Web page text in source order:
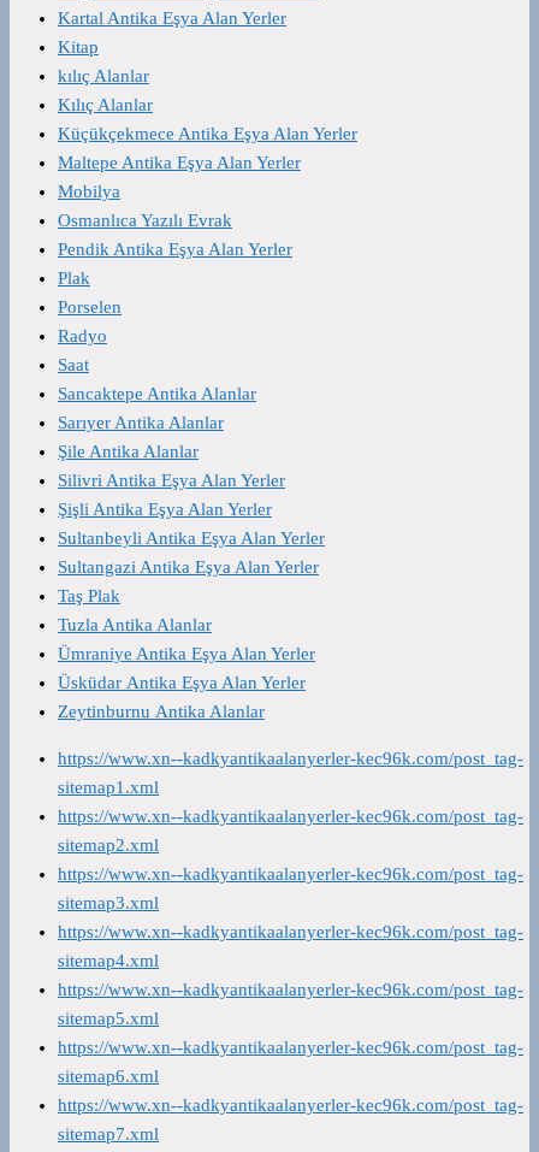
Kartal Antika Eşya Alan Yerler
Kitap
kılıç Alanlar
Kılıç Alanlar
Küçükçekmece Antika Eşya Alan Yerler
Maltepe Antika Eşya Alan Yerler
Mobilya
Osmanlıca Yazılı Evrak
Pendik Antika Eşya Alan Yerler
Plak
Porselen
Radyo
Saat
Sancaktepe Antika Alanlar
Sarıyer Antika Alanlar
Şile Antika Alanlar
Silivri Antika Eşya Alan Yerler
Şişli Antika Eşya Alan Yerler
Sultanbeyli Antika Eşya Alan Yerler
Sultangazi Antika Eşya Alan Yerler
Taş Plak
Tuzla Antika Alanlar
Ümraniye Antika Eşya Alan Yerler
Üsküdar Antika Eşya Alan Yerler
Zeytinburnu Antika Alanlar
https://www.xn--kadkyantikaalanyerler-kec96k.com/post_tag-
sitemap1.xml
https://www.xn--kadkyantikaalanyerler-kec96k.com/post_tag-
sitemap2.xml
https://www.xn--kadkyantikaalanyerler-kec96k.com/post_tag-
sitemap3.xml
https://www.xn--kadkyantikaalanyerler-kec96k.com/post_tag-
sitemap4.xml
https://www.xn--kadkyantikaalanyerler-kec96k.com/post_tag-
sitemap5.xml
https://www.xn--kadkyantikaalanyerler-kec96k.com/post_tag-
sitemap6.xml
https://www.xn--kadkyantikaalanyerler-kec96k.com/post_tag-
sitemap7.xml